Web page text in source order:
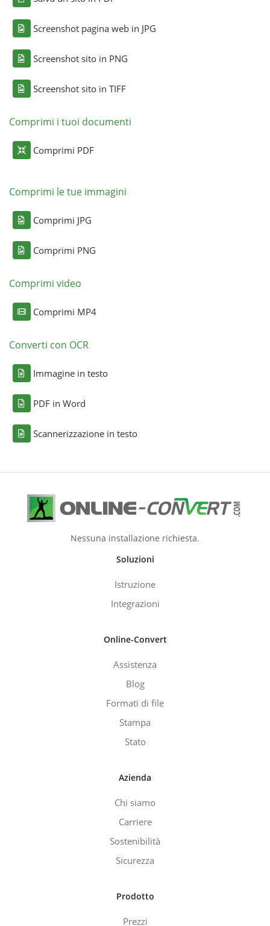
Screenshot pagina web in JPG
Screenshot sito in PNG
Screenshot sito in TIFF
Comprimi i tuoi documenti
Comprimi PDF
Comprimi le tue immagini
Comprimi JPG
Comprimi PNG
Comprimi video
Comprimi MP4
Converti con OCR
Immagine in testo
PDF in Word
Scannerizzazione in testo
Nessuna installazione richiesta.
Soluzioni
Istruzione
Integrazioni
Online-Convert
Assistenza
Blog
Formati di file
Stampa
Stato
Azienda
Chi siamo
Carriere
Sostenibilità
Sicurezza
Prodotto
Prezzi